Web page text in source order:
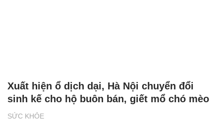
SỨC KHỎE
Xuất hiện ổ dịch dại, Hà Nội chuyển đổi
sinh kế cho hộ buôn bán, giết mổ chó mèo